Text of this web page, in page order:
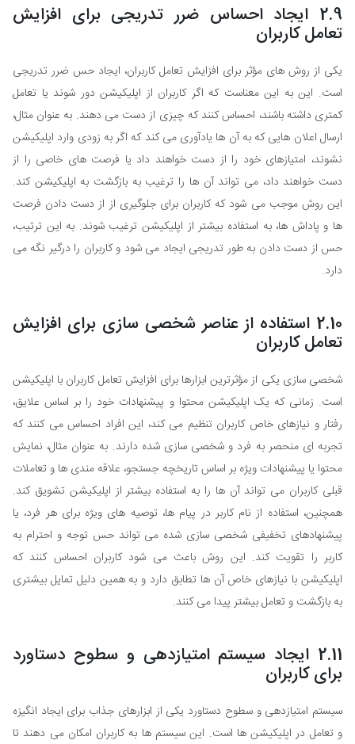
2.9 ایجاد احساس ضرر تدریجی برای افزایش
تعامل کاربران
یکی از روش های مؤثر برای افزایش تعامل کاربران، ایجاد حس ضرر تدریجی
است. این به این معناست که اگر کاربران از اپلیکیشن دور شوند یا تعامل
کمتری داشته باشند، احساس کنند که چیزی از دست می دهند. به عنوان مثال،
ارسال اعلان هایی که به آن ها یادآوری می کند که اگر به زودی وارد اپلیکیشن
نشوند، امتیازهای خود را از دست خواهند داد یا فرصت های خاصی را از
دست خواهند داد، می تواند آن ها را ترغیب به بازگشت به اپلیکیشن کند.
این روش موجب می شود که کاربران برای جلوگیری از از دست دادن فرصت
ها و پاداش ها، به استفاده بیشتر از اپلیکیشن ترغیب شوند. به این ترتیب،
حس از دست دادن به طور تدریجی ایجاد می شود و کاربران را درگیر نگه می
دارد.
2.10 استفاده از عناصر شخصی سازی برای افزایش
تعامل کاربران
شخصی سازی یکی از مؤثرترین ابزارها برای افزایش تعامل کاربران با اپلیکیشن
است. زمانی که یک اپلیکیشن محتوا و پیشنهادات خود را بر اساس علایق،
رفتار و نیازهای خاص کاربران تنظیم می کند، این افراد احساس می کنند که
تجربه ای منحصر به فرد و شخصی سازی شده دارند. به عنوان مثال، نمایش
محتوا یا پیشنهادات ویژه بر اساس تاریخچه جستجو، علاقه مندی ها و تعاملات
قبلی کاربران می تواند آن ها را به استفاده بیشتر از اپلیکیشن تشویق کند.
همچنین، استفاده از نام کاربر در پیام ها، توصیه های ویژه برای هر فرد، یا
پیشنهادهای تخفیفی شخصی سازی شده می تواند حس توجه و احترام به
کاربر را تقویت کند. این روش باعث می شود کاربران احساس کنند که
اپلیکیشن با نیازهای خاص آن ها تطابق دارد و به همین دلیل تمایل بیشتری
به بازگشت و تعامل بیشتر پیدا می کنند.
2.11 ایجاد سیستم امتیازدهی و سطوح دستاورد
برای کاربران
سیستم امتیازدهی و سطوح دستاورد یکی از ابزارهای جذاب برای ایجاد انگیزه
و تعامل در اپلیکیشن ها است. این سیستم ها به کاربران امکان می دهند تا